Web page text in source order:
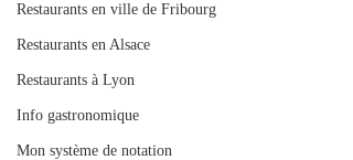
Restaurants en ville de Fribourg
Restaurants en Alsace
Restaurants à Lyon
Info gastronomique
Mon système de notation